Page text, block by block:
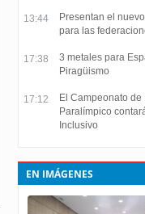
13:44
Presentan el
para las
17:38
3 metales para
Piragüismo
17:12
El Campeonato
Paralímpico
Inclusivo
EN IMÁGENES